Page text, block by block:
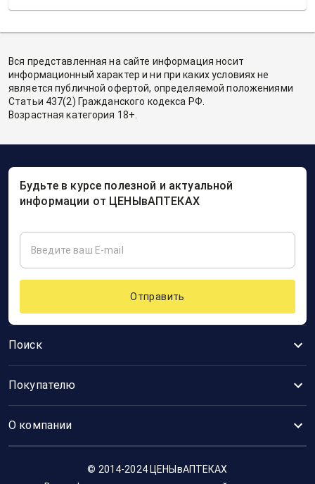
Вся представленная на сайте информация носит
информационный характер и ни при каких условиях не
является публичной офертой, определяемой положениями
Статьи 437(2) Гражданского кодекса РФ.
Возрастная категория 18+.
Поиск
Покупателю
О компании
Будьте в курсе полезной и актуальной
информации от ЦЕНЫвАПТЕКАХ
Отправить
© 2014-2024 ЦЕНЫвАПТЕКАХ